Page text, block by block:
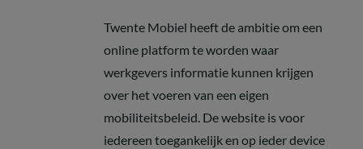
Twente Mobiel heeft de ambitie om een
online platform te worden waar
werkgevers informatie kunnen krijgen
over het voeren van een eigen
mobiliteitsbeleid. De website is voor
iedereen toegankelijk en op ieder device